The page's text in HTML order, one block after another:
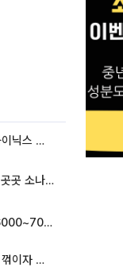
[베스트&워스트] 삼성전자·SK하이닉스 밀린 한 주…상상인증권은 85% 급등
35도 안팎 무더위 이어져…전국 곳곳 소나기 [오늘 날씨]
[주간증시전망] 다음주 코스피 6000~7000⋯“外人 수급은 정책이 변수”
뉴욕증시, 연준 금리인상 기대감 꺾이자 상승...S&P500 사상 최고치 [종합]